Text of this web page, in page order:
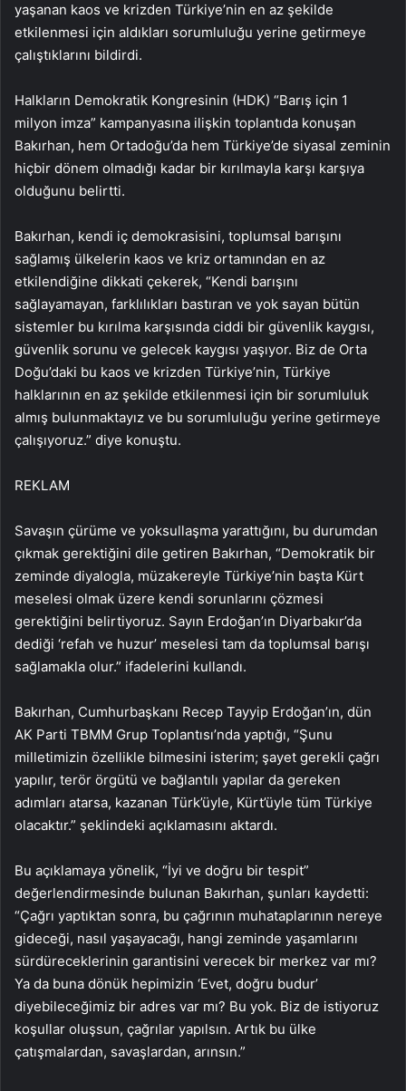
yaşanan kaos ve krizden Türkiye’nin en az şekilde
etkilenmesi için aldıkları sorumluluğu yerine getirmeye
çalıştıklarını bildirdi.
Halkların Demokratik Kongresinin (HDK) “Barış için 1
milyon imza” kampanyasına ilişkin toplantıda konuşan
Bakırhan, hem Ortadoğu’da hem Türkiye’de siyasal zeminin
hiçbir dönem olmadığı kadar bir kırılmayla karşı karşıya
olduğunu belirtti.
Bakırhan, kendi iç demokrasisini, toplumsal barışını
sağlamış ülkelerin kaos ve kriz ortamından en az
etkilendiğine dikkati çekerek, “Kendi barışını
sağlayamayan, farklılıkları bastıran ve yok sayan bütün
sistemler bu kırılma karşısında ciddi bir güvenlik kaygısı,
güvenlik sorunu ve gelecek kaygısı yaşıyor. Biz de Orta
Doğu’daki bu kaos ve krizden Türkiye’nin, Türkiye
halklarının en az şekilde etkilenmesi için bir sorumluluk
almış bulunmaktayız ve bu sorumluluğu yerine getirmeye
çalışıyoruz.” diye konuştu.
REKLAM
Savaşın çürüme ve yoksullaşma yarattığını, bu durumdan
çıkmak gerektiğini dile getiren Bakırhan, “Demokratik bir
zeminde diyalogla, müzakereyle Türkiye’nin başta Kürt
meselesi olmak üzere kendi sorunlarını çözmesi
gerektiğini belirtiyoruz. Sayın Erdoğan’ın Diyarbakır’da
dediği ‘refah ve huzur’ meselesi tam da toplumsal barışı
sağlamakla olur.” ifadelerini kullandı.
Bakırhan, Cumhurbaşkanı Recep Tayyip Erdoğan’ın, dün
AK Parti TBMM Grup Toplantısı’nda yaptığı, “Şunu
milletimizin özellikle bilmesini isterim; şayet gerekli çağrı
yapılır, terör örgütü ve bağlantılı yapılar da gereken
adımları atarsa, kazanan Türk’üyle, Kürt’üyle tüm Türkiye
olacaktır.” şeklindeki açıklamasını aktardı.
Bu açıklamaya yönelik, “İyi ve doğru bir tespit”
değerlendirmesinde bulunan Bakırhan, şunları kaydetti:
“Çağrı yaptıktan sonra, bu çağrının muhataplarının nereye
gideceği, nasıl yaşayacağı, hangi zeminde yaşamlarını
sürdüreceklerinin garantisini verecek bir merkez var mı?
Ya da buna dönük hepimizin ‘Evet, doğru budur’
diyebileceğimiz bir adres var mı? Bu yok. Biz de istiyoruz
koşullar oluşsun, çağrılar yapılsın. Artık bu ülke
çatışmalardan, savaşlardan, arınsın.”